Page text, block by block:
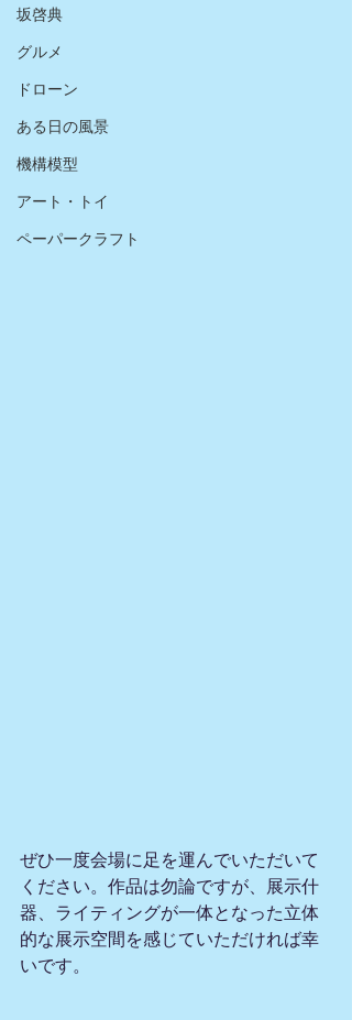
坂啓典
グルメ
ドローン
ある日の風景
機構模型
アート・トイ
ペーパークラフト
ぜひ一度会場に足を運んでいただいて
ください。作品は勿論ですが、展示什
器、ライティングが一体となった立体
的な展示空間を感じていただければ幸
いです。